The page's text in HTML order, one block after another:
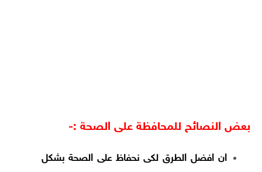
بعض النصائح للمحافظة على الصحة :-
ان افضل الطرق لكى نحفاظ على الصحة بشكل